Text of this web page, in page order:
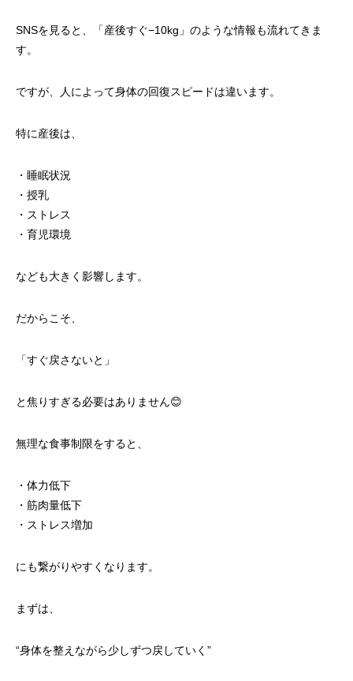
SNSを見ると、「産後すぐ−10kg」のような情報も流れてきま
す。
ですが、人によって身体の回復スピードは違います。
特に産後は、
・睡眠状況
・授乳
・ストレス
・育児環境
なども大きく影響します。
だからこそ、
「すぐ戻さないと」
と焦りすぎる必要はありません😊
無理な食事制限をすると、
・体力低下
・筋肉量低下
・ストレス増加
にも繋がりやすくなります。
まずは、
“身体を整えながら少しずつ戻していく”